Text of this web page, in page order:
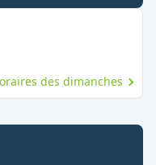
des dimanches